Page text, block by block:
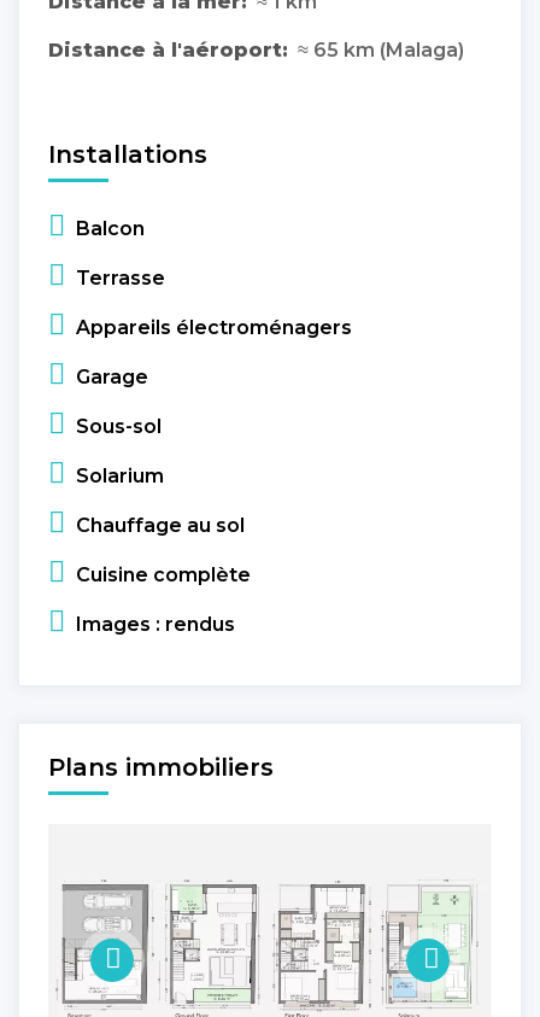
Distance à l'aéroport: ≈ 65 km (Malaga)
Installations
Balcon
Terrasse
Appareils électroménagers
Garage
Sous-sol
Solarium
Chauffage au sol
Cuisine complète
Images : rendus
Plans immobiliers